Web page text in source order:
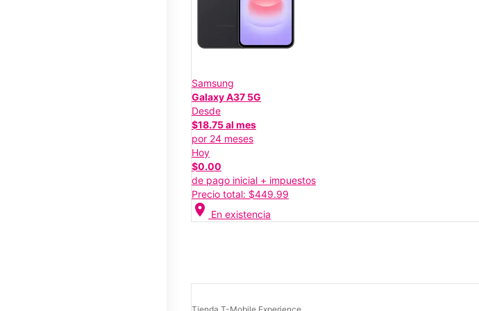
Samsung
Galaxy A37 5G
Desde
$18.75 al mes
por 24 meses
Hoy
$0.00
de pago inicial + impuestos
Precio total: $449.99
location_on En existencia
Tienda T-Mobile Experience